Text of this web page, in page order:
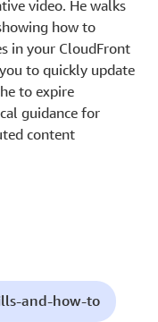
video. He walks
how to
in your CloudFront
to quickly update
to expire
guidance for
content
and-how-to